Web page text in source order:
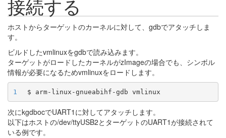
接続する
ホストからターゲットのカーネルに対して、gdbでアタッチしま
す。
ビルドしたvmlinuxをgdbで読み込みます。
ターゲットがロードしたカーネルがzImageの場合でも、シンボル
情報が必要になるためvmlinuxをロードします。
1
次にkgdbocでUART1に対してアタッチします。
以下はホストの/dev/ttyUSB2とターゲットのUART1が接続されて
いる例です。